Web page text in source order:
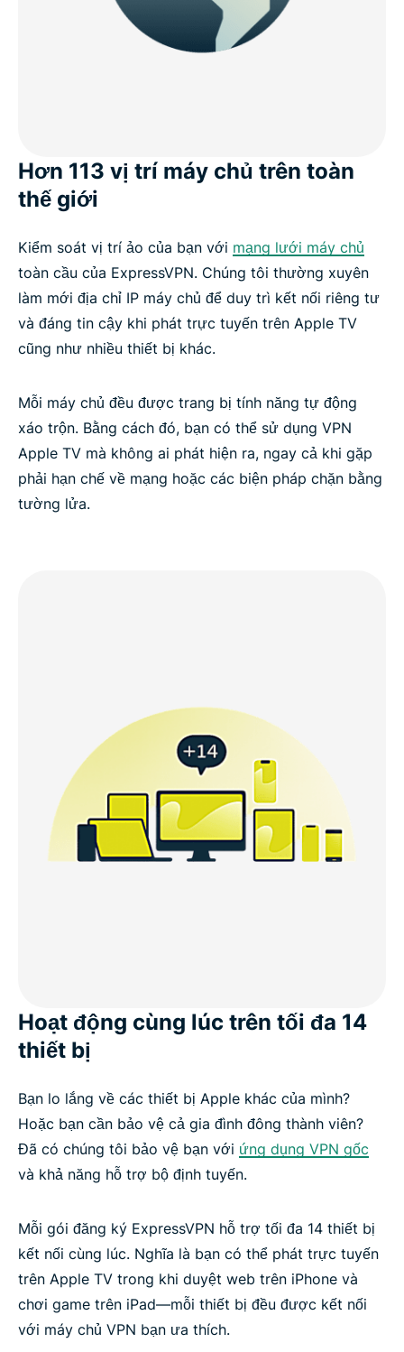
Hơn 113 vị trí máy chủ trên toàn
thế giới
Kiểm soát vị trí ảo của bạn với mạng lưới máy chủ
toàn cầu của ExpressVPN. Chúng tôi thường xuyên
làm mới địa chỉ IP máy chủ để duy trì kết nối riêng tư
và đáng tin cậy khi phát trực tuyến trên Apple TV
cũng như nhiều thiết bị khác.
Mỗi máy chủ đều được trang bị tính năng tự động
xáo trộn. Bằng cách đó, bạn có thể sử dụng VPN
Apple TV mà không ai phát hiện ra, ngay cả khi gặp
phải hạn chế về mạng hoặc các biện pháp chặn bằng
tường lửa.
Hoạt động cùng lúc trên tối đa 14
thiết bị
Bạn lo lắng về các thiết bị Apple khác của mình?
Hoặc bạn cần bảo vệ cả gia đình đông thành viên?
Đã có chúng tôi bảo vệ bạn với ứng dụng VPN gốc
và khả năng hỗ trợ bộ định tuyến.
Mỗi gói đăng ký ExpressVPN hỗ trợ tối đa 14 thiết bị
kết nối cùng lúc. Nghĩa là bạn có thể phát trực tuyến
trên Apple TV trong khi duyệt web trên iPhone và
chơi game trên iPad—mỗi thiết bị đều được kết nối
với máy chủ VPN bạn ưa thích.